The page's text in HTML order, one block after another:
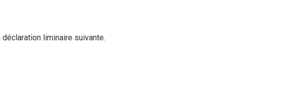
déclaration liminaire suivante.